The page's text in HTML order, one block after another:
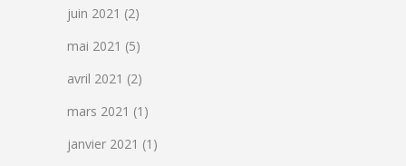
juin 2021 (2)
mai 2021 (5)
avril 2021 (2)
mars 2021 (1)
janvier 2021 (1)